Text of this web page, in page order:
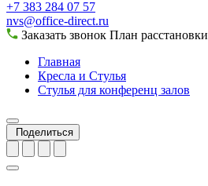
+7 383 284 07 57
nvs@office-direct.ru
Заказать звонок План расстановки
Главная
Кресла и Стулья
Стулья для конференц залов
Поделиться